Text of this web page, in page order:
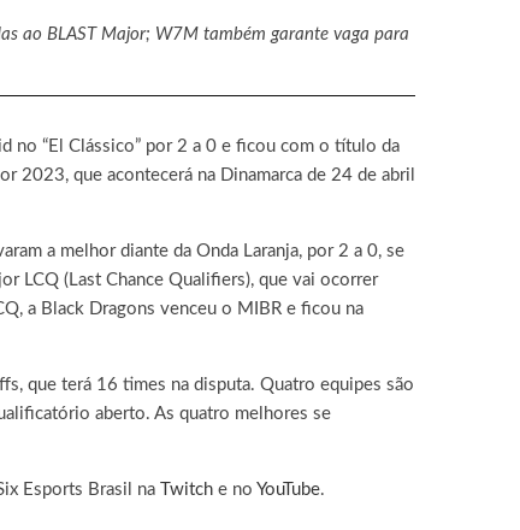
ao BLAST Major; W7M também garante vaga para
no “El Clássico” por 2 a 0 e ficou com o título da
2023, que acontecerá na Dinamarca de 24 de abril
a melhor diante da Onda Laranja, por 2 a 0, se
LCQ (Last Chance Qualifiers), que vai ocorrer
a Black Dragons venceu o MIBR e ficou na
que terá 16 times na disputa. Quatro equipes são
aberto. As quatro melhores se
Esports Brasil na Twitch e no YouTube.